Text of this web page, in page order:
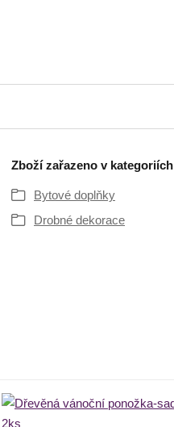
Zboží zařazeno v kategoriích
Bytové doplňky
Drobné dekorace